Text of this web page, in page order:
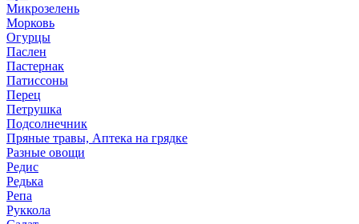
Микрозелень
Морковь
Огурцы
Паслен
Пастернак
Патиссоны
Перец
Петрушка
Подсолнечник
Пряные травы, Аптека на грядке
Разные овощи
Редис
Редька
Репа
Руккола